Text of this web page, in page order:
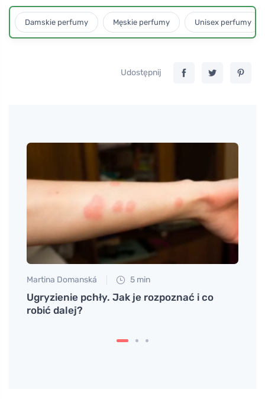
Damskie perfumy Męskie perfumy Unisex perfumy
Udostępnij
Martina Domanská 5 min
Ugryzienie pchły. Jak je rozpoznać i co
robić dalej?